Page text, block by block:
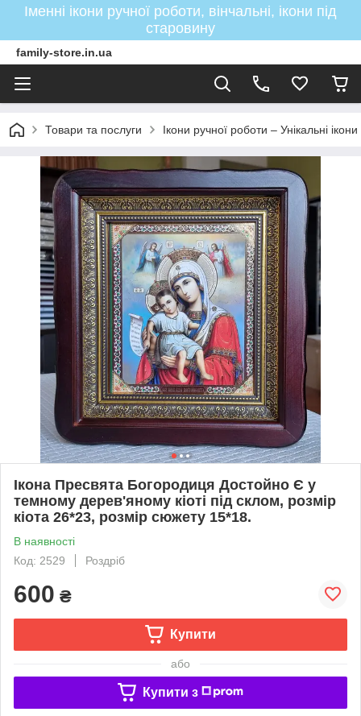
Іменні ікони ручної роботи, вінчальні, ікони під
старовину
family-store.in.ua
Товари та послуги Ікони ручної роботи – Унікальні
Ікона Пресвята Богородиця Достойно Є у
темному дерев'яному кіоті під склом, розмір
кіота 26*23, розмір сюжету 15*18.
В наявності
Код: 2529
Роздріб
600 ₴
Купити
або
Купити з